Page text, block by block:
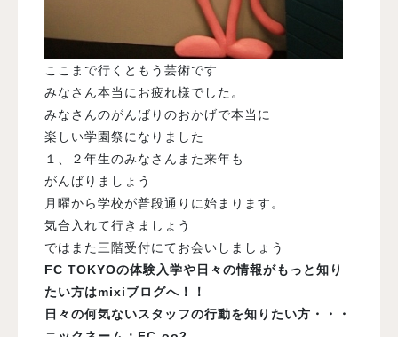
ここまで行くともう芸術です
みなさん本当にお疲れ様でした。
みなさんのがんばりのおかげで本当に
楽しい学園祭になりました
１、２年生のみなさんまた来年も
がんばりましょう
月曜から学校が普段通りに始まります。
気合入れて行きましょう
ではまた三階受付にてお会いしましょう
FC TOKYOの体験入学や日々の情報がもっと知り
たい方はmixiブログへ！！
日々の何気ないスタッフの行動を知りたい方・・・